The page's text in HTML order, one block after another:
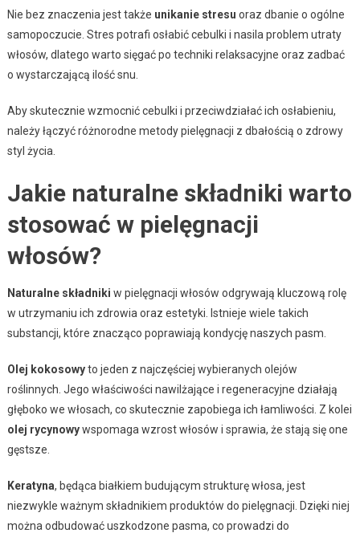
Nie bez znaczenia jest także unikanie stresu oraz dbanie o ogólne
samopoczucie. Stres potrafi osłabić cebulki i nasila problem utraty
włosów, dlatego warto sięgać po techniki relaksacyjne oraz zadbać
o wystarczającą ilość snu.
Aby skutecznie wzmocnić cebulki i przeciwdziałać ich osłabieniu,
należy łączyć różnorodne metody pielęgnacji z dbałością o zdrowy
styl życia.
Jakie naturalne składniki warto
stosować w pielęgnacji
włosów?
Naturalne składniki w pielęgnacji włosów odgrywają kluczową rolę
w utrzymaniu ich zdrowia oraz estetyki. Istnieje wiele takich
substancji, które znacząco poprawiają kondycję naszych pasm.
Olej kokosowyto jeden z najczęściej wybieranych olejów
roślinnych. Jego właściwości nawilżające i regeneracyjne działają
głęboko we włosach, co skutecznie zapobiega ich łamliwości. Z kolei
olej rycynowywspomaga wzrost włosów i sprawia, że stają się one
gęstsze.
Keratyna, będąca białkiem budującym strukturę włosa, jest
niezwykle ważnym składnikiem produktów do pielęgnacji. Dzięki niej
można odbudować uszkodzone pasma, co prowadzi do